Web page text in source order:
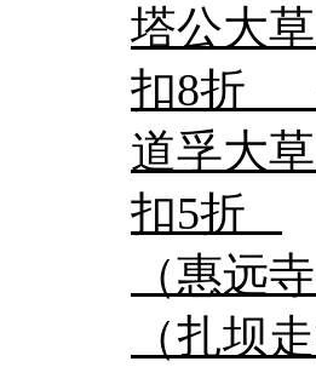
塔公大
扣8折
道孚
扣5折
（惠
（扎